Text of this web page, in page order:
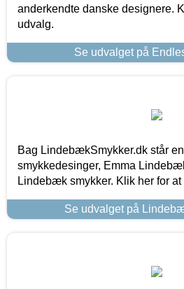
anderkendte danske designere.
udvalg.
Se udvalget på
Bag LindebækSmykker.dk står
smykkedesinger, Emma
Lindebæk smykker. Klik her for
Se udvalget på